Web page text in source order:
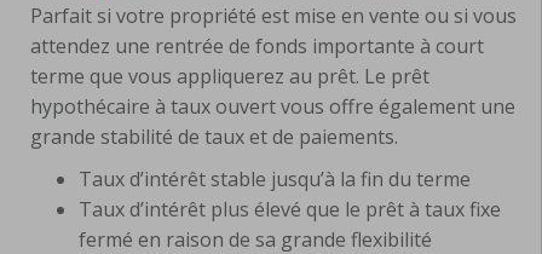
Parfait si votre propriété est mise en vente ou si vous
attendez une rentrée de fonds importante à court
terme que vous appliquerez au prêt. Le prêt
hypothécaire à taux ouvert vous offre également une
grande stabilité de taux et de paiements.
Taux d’intérêt stable jusqu’à la fin du terme
Taux d’intérêt plus élevé que le prêt à taux fixe
fermé en raison de sa grande flexibilité